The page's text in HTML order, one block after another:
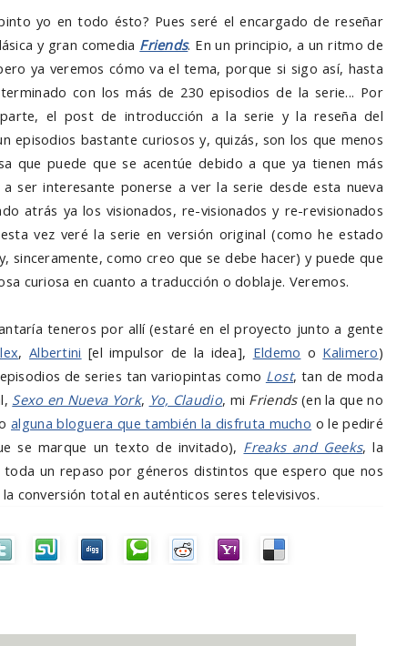
yo en todo ésto? Pues seré el encargado de reseñar
y gran comedia Friends. En un principio, a un ritmo de
ya veremos cómo va el tema, porque si sigo así, hasta
con los más de 230 episodios de la serie... Por
el post de introducción a la serie y la reseña del
episodios bastante curiosos y, quizás, son los que menos
que puede que se acentúe debido a que ya tienen más
ser interesante ponerse a ver la serie desde esta nueva
atrás ya los visionados, re-visionados y re-revisionados
vez veré la serie en versión original (como he estado
sinceramente, como creo que se debe hacer) y puede que
curiosa en cuanto a traducción o doblaje. Veremos.
teneros por allí (estaré en el proyecto junto a gente
, Albertini [el impulsor de la idea], Eldemo o Kalimero)
de series tan variopintas como Lost, tan de moda
Sexo en Nueva York, Yo, Claudio, mi Friends(en la que no
alguna bloguera que también la disfruta mucho o le pediré
se marque un texto de invitado), Freaks and Geeks, la
toda un repaso por géneros distintos que espero que nos
conversión total en auténticos seres televisivos.